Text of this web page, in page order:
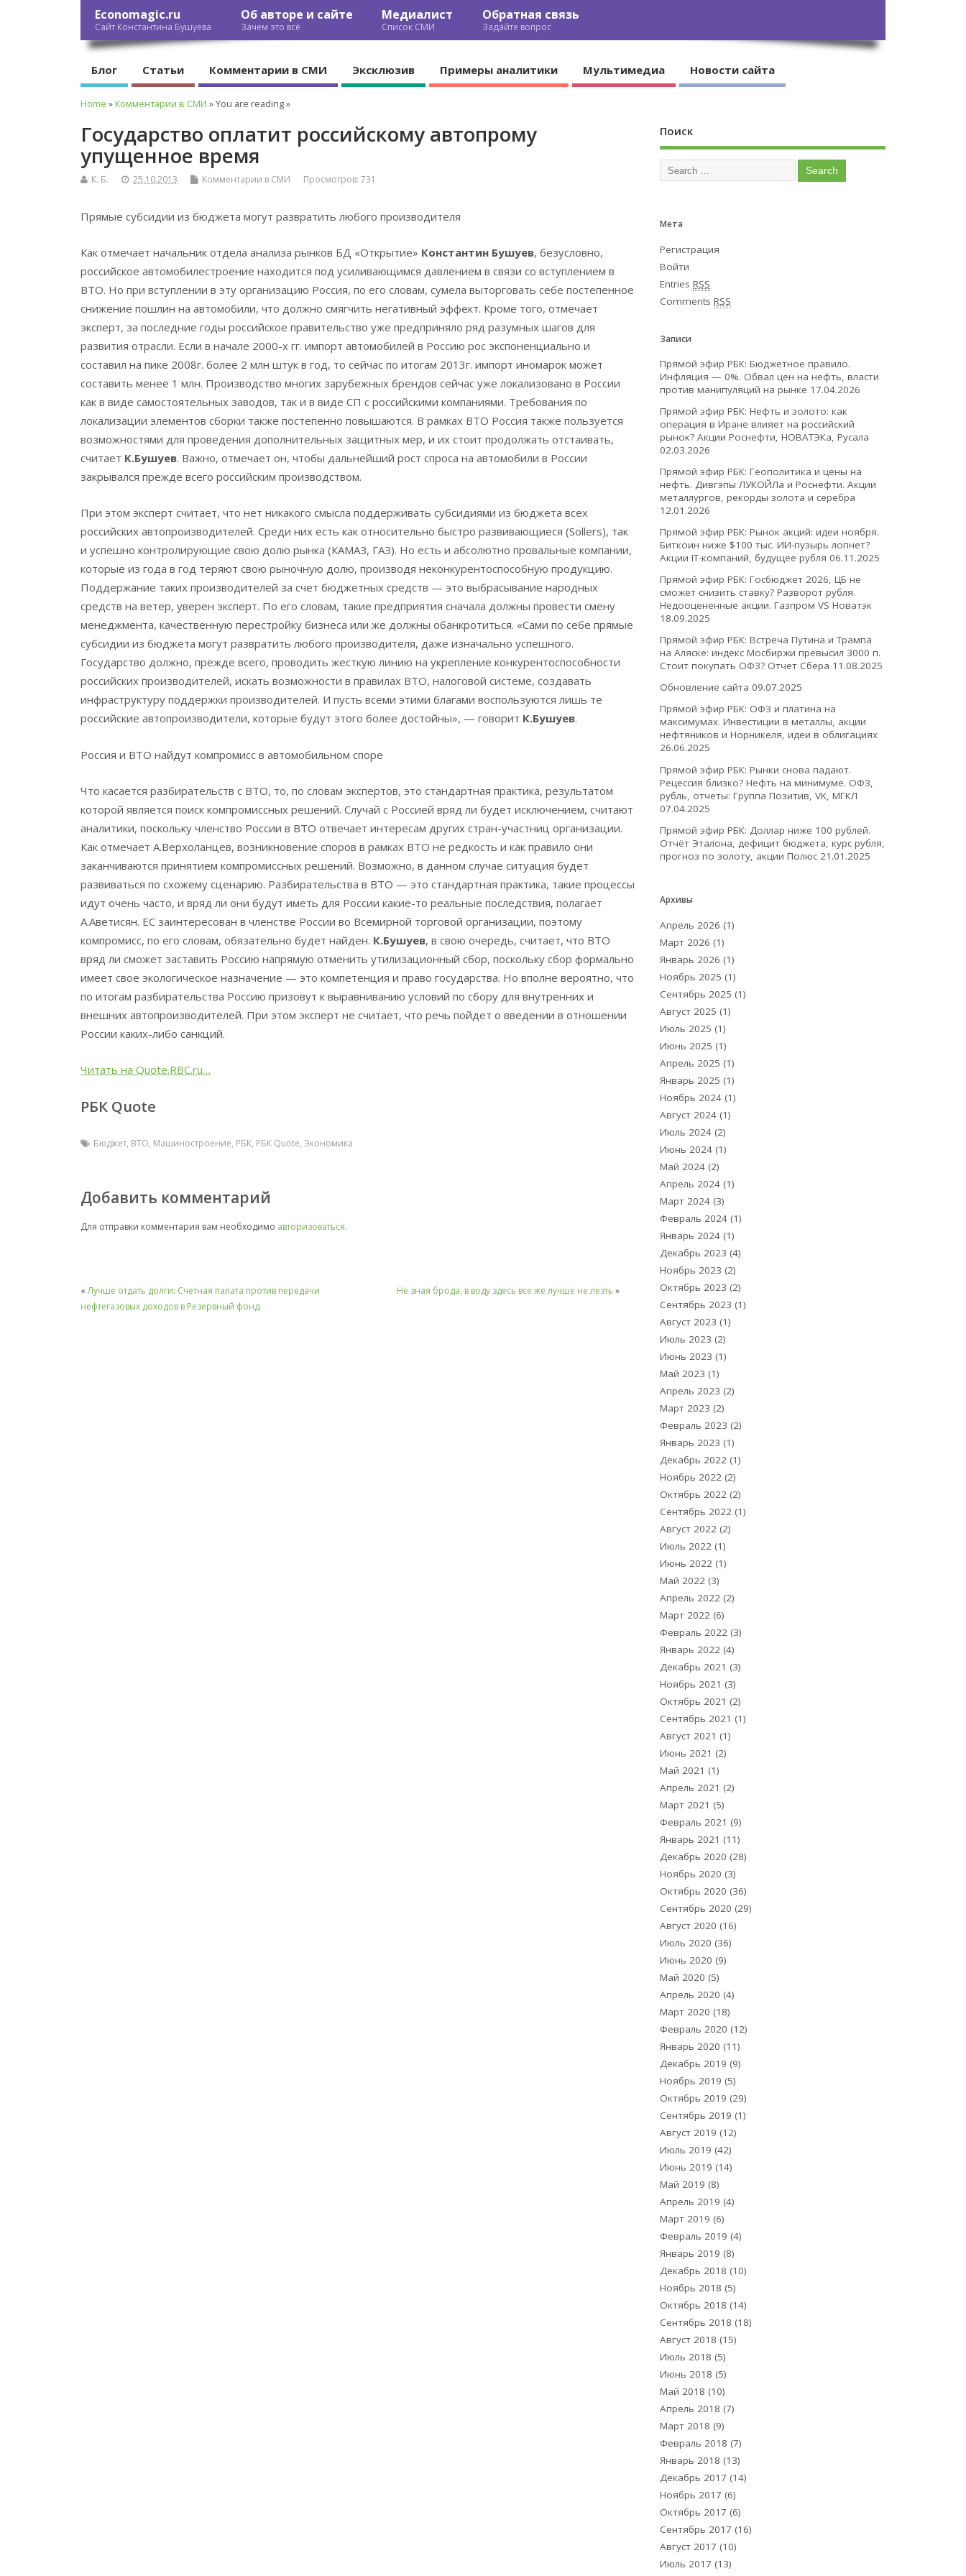
Economagic.ru
Сайт Константина Бушуева
Об авторе и сайте
Зачем это всё
Медиалист
Список СМИ
Обратная связь
Задайте вопрос
Блог Статьи Комментарии в СМИ Эксклюзив Примеры аналитики Мультимедиа Новости сайта
Home » Комментарии в СМИ » You are reading »
Государство оплатит российскому автопрому
упущенное время
К. Б. 25.10.2013 Комментарии в СМИ Просмотров: 731
Прямые субсидии из бюджета могут развратить любого производителя
Как отмечает начальник отдела анализа рынков БД «Открытие» Константин Бушуев, безусловно,
российское автомобилестроение находится под усиливающимся давлением в связи со вступлением в
ВТО. Но при вступлении в эту организацию Россия, по его словам, сумела выторговать себе постепенное
снижение пошлин на автомобили, что должно смягчить негативный эффект. Кроме того, отмечает
эксперт, за последние годы российское правительство уже предприняло ряд разумных шагов для
развития отрасли. Если в начале 2000-х гг. импорт автомобилей в Россию рос экспоненциально и
составил на пике 2008г. более 2 млн штук в год, то сейчас по итогам 2013г. импорт иномарок может
составить менее 1 млн. Производство многих зарубежных брендов сейчас уже локализовано в России
как в виде самостоятельных заводов, так и в виде СП с российскими компаниями. Требования по
локализации элементов сборки также постепенно повышаются. В рамках ВТО Россия также пользуется
возможностями для проведения дополнительных защитных мер, и их стоит продолжать отстаивать,
считает К.Бушуев. Важно, отмечает он, чтобы дальнейший рост спроса на автомобили в России
закрывался прежде всего российским производством.
При этом эксперт считает, что нет никакого смысла поддерживать субсидиями из бюджета всех
российских автопроизводителей. Среди них есть как относительно быстро развивающиеся (Sollers), так
и успешно контролирующие свою долю рынка (КАМАЗ, ГАЗ). Но есть и абсолютно провальные компании,
которые из года в год теряют свою рыночную долю, производя неконкурентоспособную продукцию.
Поддержание таких производителей за счет бюджетных средств — это выбрасывание народных
средств на ветер, уверен эксперт. По его словам, такие предприятия сначала должны провести смену
менеджмента, качественную перестройку бизнеса или же должны обанкротиться. «Сами по себе прямые
субсидии из бюджета могут развратить любого производителя, даже изначально успешного.
Государство должно, прежде всего, проводить жесткую линию на укрепление конкурентоспособности
российских производителей, искать возможности в правилах ВТО, налоговой системе, создавать
инфраструктуру поддержки производителей. И пусть всеми этими благами воспользуются лишь те
российские автопроизводители, которые будут этого более достойны», — говорит К.Бушуев.
Россия и ВТО найдут компромисс в автомобильном споре
Что касается разбирательств с ВТО, то, по словам экспертов, это стандартная практика, результатом
которой является поиск компромиссных решений. Случай с Россией вряд ли будет исключением, считают
аналитики, поскольку членство России в ВТО отвечает интересам других стран-участниц организации.
Как отмечает А.Верхоланцев, возникновение споров в рамках ВТО не редкость и как правило они
заканчиваются принятием компромиссных решений. Возможно, в данном случае ситуация будет
развиваться по схожему сценарию. Разбирательства в ВТО — это стандартная практика, такие процессы
идут очень часто, и вряд ли они будут иметь для России какие-то реальные последствия, полагает
А.Аветисян. ЕС заинтересован в членстве России во Всемирной торговой организации, поэтому
компромисс, по его словам, обязательно будет найден. К.Бушуев, в свою очередь, считает, что ВТО
вряд ли сможет заставить Россию напрямую отменить утилизационный сбор, поскольку сбор формально
имеет свое экологическое назначение — это компетенция и право государства. Но вполне вероятно, что
по итогам разбирательства Россию призовут к выравниванию условий по сбору для внутренних и
внешних автопроизводителей. При этом эксперт не считает, что речь пойдет о введении в отношении
России каких-либо санкций.
Читать на Quote.RBC.ru…
РБК Quote
Бюджет, ВТО, Машиностроение, РБК, РБК Quote, Экономика
Добавить комментарий
Для отправки комментария вам необходимо авторизоваться.
«Лучше отдать долги: Счетная палата против передачи
нефтегазовых доходов в Резервный фонд
Не зная брода, в воду здесь все же лучше не лезть »
Поиск
Мета
Регистрация
Войти
EntriesRSS
CommentsRSS
Записи
Прямой эфир РБК: Бюджетное правило.
Инфляция — 0%. Обвал цен на нефть, власти
против манипуляций на рынке 17.04.2026
Прямой эфир РБК: Нефть и золото: как
операция в Иране влияет на российский
рынок? Акции Роснефти, НОВАТЭКа, Русала
02.03.2026
Прямой эфир РБК: Геополитика и цены на
нефть. Дивгэпы ЛУКОЙЛа и Роснефти. Акции
металлургов, рекорды золота и серебра
12.01.2026
Прямой эфир РБК: Рынок акций: идеи ноября.
Биткоин ниже $100 тыс. ИИ-пузырь лопнет?
Акции IT-компаний, будущее рубля 06.11.2025
Прямой эфир РБК: Госбюджет 2026, ЦБ не
сможет снизить ставку? Разворот рубля.
Недооцененные акции. Газпром VS Новатэк
18.09.2025
Прямой эфир РБК: Встреча Путина и Трампа
на Аляске: индекс Мосбиржи превысил 3000 п.
Стоит покупать ОФЗ? Отчет Сбера 11.08.2025
Обновление сайта 09.07.2025
Прямой эфир РБК: ОФЗ и платина на
максимумах. Инвестиции в металлы, акции
нефтяников и Норникеля, идеи в облигациях
26.06.2025
Прямой эфир РБК: Рынки снова падают.
Рецессия близко? Нефть на минимуме. ОФЗ,
рубль, отчеты: Группа Позитив, VK, МГКЛ
07.04.2025
Прямой эфир РБК: Доллар ниже 100 рублей.
Отчёт Эталона, дефицит бюджета, курс рубля,
прогноз по золоту, акции Полюс 21.01.2025
Архивы
Апрель 2026 (1)
Март 2026 (1)
Январь 2026 (1)
Ноябрь 2025 (1)
Сентябрь 2025 (1)
Август 2025 (1)
Июль 2025 (1)
Июнь 2025 (1)
Апрель 2025 (1)
Январь 2025 (1)
Ноябрь 2024 (1)
Август 2024 (1)
Июль 2024 (2)
Июнь 2024 (1)
Май 2024 (2)
Апрель 2024 (1)
Март 2024 (3)
Февраль 2024 (1)
Январь 2024 (1)
Декабрь 2023 (4)
Ноябрь 2023 (2)
Октябрь 2023 (2)
Сентябрь 2023 (1)
Август 2023 (1)
Июль 2023 (2)
Июнь 2023 (1)
Май 2023 (1)
Апрель 2023 (2)
Март 2023 (2)
Февраль 2023 (2)
Январь 2023 (1)
Декабрь 2022 (1)
Ноябрь 2022 (2)
Октябрь 2022 (2)
Сентябрь 2022 (1)
Август 2022 (2)
Июль 2022 (1)
Июнь 2022 (1)
Май 2022 (3)
Апрель 2022 (2)
Март 2022 (6)
Февраль 2022 (3)
Январь 2022 (4)
Декабрь 2021 (3)
Ноябрь 2021 (3)
Октябрь 2021 (2)
Сентябрь 2021 (1)
Август 2021 (1)
Июнь 2021 (2)
Май 2021 (1)
Апрель 2021 (2)
Март 2021 (5)
Февраль 2021 (9)
Январь 2021 (11)
Декабрь 2020 (28)
Ноябрь 2020 (3)
Октябрь 2020 (36)
Сентябрь 2020 (29)
Август 2020 (16)
Июль 2020 (36)
Июнь 2020 (9)
Май 2020 (5)
Апрель 2020 (4)
Март 2020 (18)
Февраль 2020 (12)
Январь 2020 (11)
Декабрь 2019 (9)
Ноябрь 2019 (5)
Октябрь 2019 (29)
Сентябрь 2019 (1)
Август 2019 (12)
Июль 2019 (42)
Июнь 2019 (14)
Май 2019 (8)
Апрель 2019 (4)
Март 2019 (6)
Февраль 2019 (4)
Январь 2019 (8)
Декабрь 2018 (10)
Ноябрь 2018 (5)
Октябрь 2018 (14)
Сентябрь 2018 (18)
Август 2018 (15)
Июль 2018 (5)
Июнь 2018 (5)
Май 2018 (10)
Апрель 2018 (7)
Март 2018 (9)
Февраль 2018 (7)
Январь 2018 (13)
Декабрь 2017 (14)
Ноябрь 2017 (6)
Октябрь 2017 (6)
Сентябрь 2017 (16)
Август 2017 (10)
Июль 2017 (13)